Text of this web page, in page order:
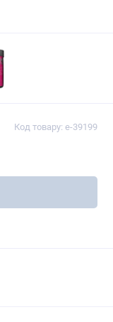
Код товару: e-39199